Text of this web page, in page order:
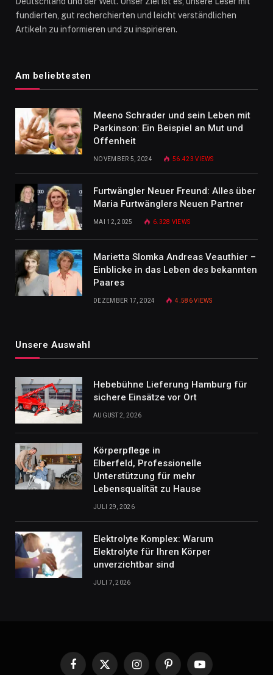
fundierten, gut recherchierten und leicht verständlichen
Artikeln zu informieren und zu inspirieren.
Am beliebtesten
Meeno Schrader und sein Leben mit
Parkinson: Ein Beispiel an Mut und
Offenheit
NOVEMBER 5, 2024 56.423VIEWS
Furtwängler Neuer Freund: Alles über
Maria Furtwänglers Neuen Partner
MAI 12, 2025 6.328 VIEWS
Marietta Slomka Andreas Veauthier –
Einblicke in das Leben des bekannten
Paares
DEZEMBER 17, 2024 4.586VIEWS
Unsere Auswahl
Hebebühne Lieferung Hamburg für
sichere Einsätze vor Ort
AUGUST 2, 2026
Körperpflege in
Elberfeld, Professionelle
Unterstützung für mehr
Lebensqualität zu Hause
JULI 29, 2026
Elektrolyte Komplex: Warum
Elektrolyte für Ihren Körper
unverzichtbar sind
JULI 7, 2026
Facebook
X InstagramPinterestYouTube